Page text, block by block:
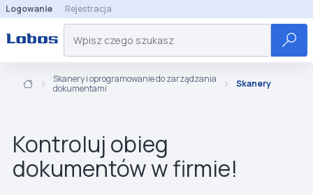
Logowanie Rejestracja
Skanery i oprogramowanie do zarządzania
dokumentami
Skanery
Kontroluj obieg
dokumentów w firmie!